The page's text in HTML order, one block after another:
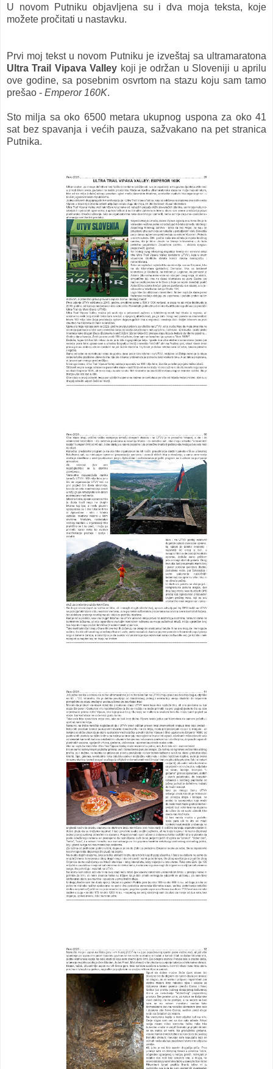
U novom Putniku objavljena su i dva moja teksta, koje
možete pročitati u nastavku.
Prvi moj tekst u novom Putniku je izveštaj sa ultramaratona
Ultra Trail Vipava Valley koji je održan u Sloveniji u aprilu
ove godine, sa posebnim osvrtom na stazu koju sam tamo
prešao - Emperor 160K.
Sto milja sa oko 6500 metara ukupnog uspona za oko 41
sat bez spavanja i većih pauza, sažvakano na pet stranica
Putnika.